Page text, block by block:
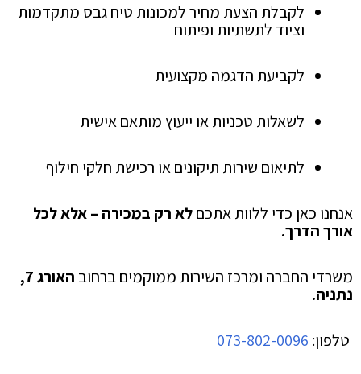
לקבלת הצעת מחיר למכונות טיח גבס מתקדמות
וציוד לתשתיות ופיתוח
לקביעת הדגמה מקצועית
לשאלות טכניות או ייעוץ מותאם אישית
לתיאום שירות תיקונים או רכישת חלקי חילוף
אנחנו כאן כדי ללוות אתכםלא רק במכירה – אלא לכל
אורך הדרך.
משרדי החברה ומרכז השירות ממוקמים ברחוב
האורג 7,
נתניה.
טלפון: 073-802-0096